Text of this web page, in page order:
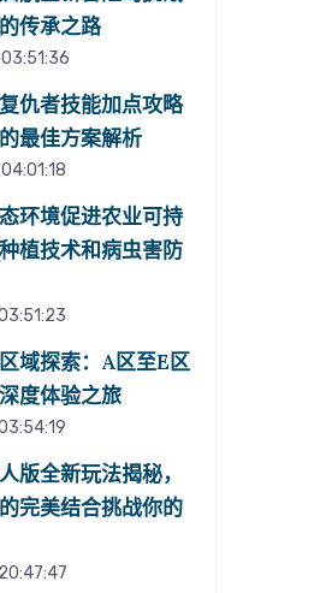
传承之路
仇者技能加点攻略
最佳方案解析
环境促进农业可持
植技术和病虫害防
域探索：A区至E区
度体验之旅
版全新玩法揭秘，
完美结合挑战你的